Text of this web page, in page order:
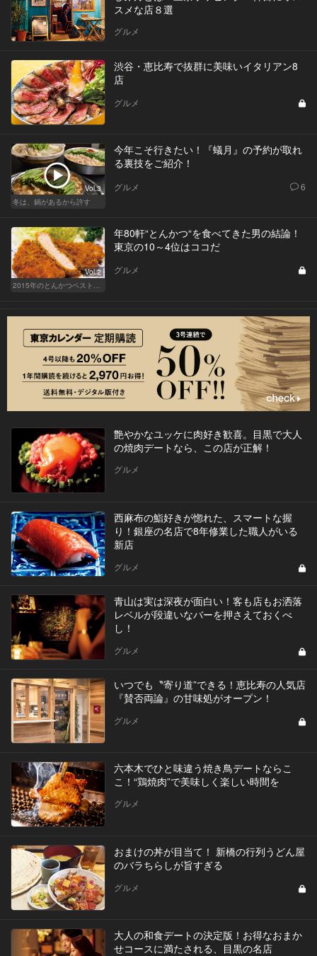
スメな店８選
グルメ
渋谷・恵比寿で抜群に美味いイタリアン8
店
グルメ
Vol.3
冬は、鍋があるから許す
今年こそ行きたい！『蟻月』の予約が取れ
る裏技をご紹介！
グルメ 6
Vol.2
2015年のとんかつベスト10を発表！
年80軒“とんかつ“を食べてきた男の結論！
東京の10～4位はココだ
グルメ
艶やかなユッケに肉好き歓喜。目黒で大人
の焼肉デートなら、この店が正解！
グルメ
西麻布の鮨好きが惚れた、スマートな握
り！銀座の名店で8年修業した職人がいる
新店
グルメ
青山は実は深夜が面白い！客も店もお洒落
レベルが段違いなバーを押さえておくべ
し！
グルメ
いつでも〝寄り道”できる！恵比寿の人気店
『賛否両論』の甘味処がオープン！
グルメ
六本木でひと味違う焼き鳥デートならこ
こ！“鶏焼肉”で美味しく楽しい時間を
グルメ
おまけの丼が目当て！ 新橋の行列うどん屋
のバラちらしが旨すぎる
グルメ
大人の和食デートの決定版！お得なおまか
せコースに満たされる、目黒の名店